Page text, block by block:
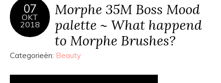
07
OKT
2018
Morphe 35M Boss Mood
palette ~ What happend
to Morphe Brushes?
Categorieën: Beauty